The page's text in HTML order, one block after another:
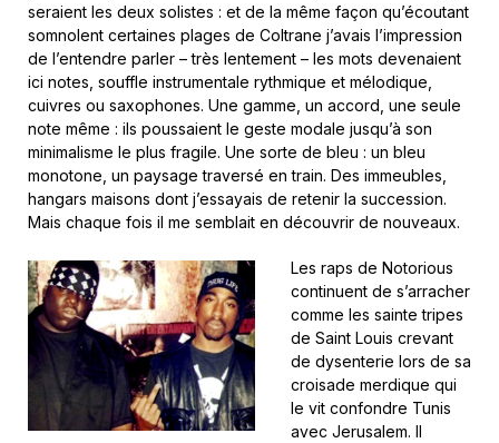
seraient les deux solistes : et de la même façon qu’écoutant
somnolent certaines plages de Coltrane j’avais l’impression
de l’entendre parler – très lentement – les mots devenaient
ici notes, souffle instrumentale rythmique et mélodique,
cuivres ou saxophones. Une gamme, un accord, une seule
note même : ils poussaient le geste modale jusqu’à son
minimalisme le plus fragile. Une sorte de bleu : un bleu
monotone, un paysage traversé en train. Des immeubles,
hangars maisons dont j’essayais de retenir la succession.
Mais chaque fois il me semblait en découvrir de nouveaux.
Les raps de Notorious
continuent de s’arracher
comme les sainte tripes
de Saint Louis crevant
de dysenterie lors de sa
croisade merdique qui
le vit confondre Tunis
avec Jerusalem. Il